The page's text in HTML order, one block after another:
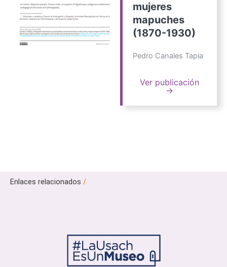
mujeres
mapuches
(1870-1930)
Pedro Canales Tapia
Ver publicación
→
Enlaces relacionados /